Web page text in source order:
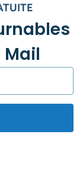
with Kit